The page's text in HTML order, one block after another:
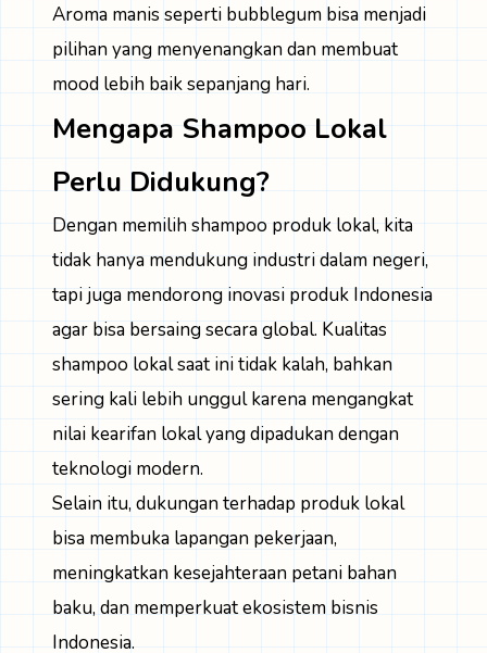
Aroma manis seperti bubblegum bisa menjadi
pilihan yang menyenangkan dan membuat
mood lebih baik sepanjang hari.
Mengapa Shampoo Lokal
Perlu Didukung?
Dengan memilih shampoo produk lokal, kita
tidak hanya mendukung industri dalam negeri,
tapi juga mendorong inovasi produk Indonesia
agar bisa bersaing secara global. Kualitas
shampoo lokal saat ini tidak kalah, bahkan
sering kali lebih unggul karena mengangkat
nilai kearifan lokal yang dipadukan dengan
teknologi modern.
Selain itu, dukungan terhadap produk lokal
bisa membuka lapangan pekerjaan,
meningkatkan kesejahteraan petani bahan
baku, dan memperkuat ekosistem bisnis
Indonesia.